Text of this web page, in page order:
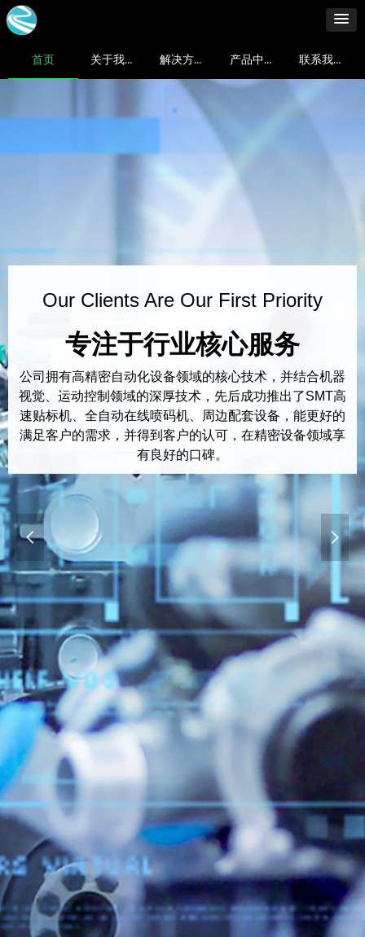
首页 关于我们 解决方案 产品中心 联系我们
Our Clients Are Our First Priority
专注于行业核心服务
公司拥有高精密自动化设备领域的核心技术，并结合机器
视觉、运动控制领域的深厚技术，先后成功推出了SMT高
速贴标机、全自动在线喷码机、周边配套设备，能更好的
满足客户的需求，并得到客户的认可，在精密设备领域享
有良好的口碑。
넳 넲